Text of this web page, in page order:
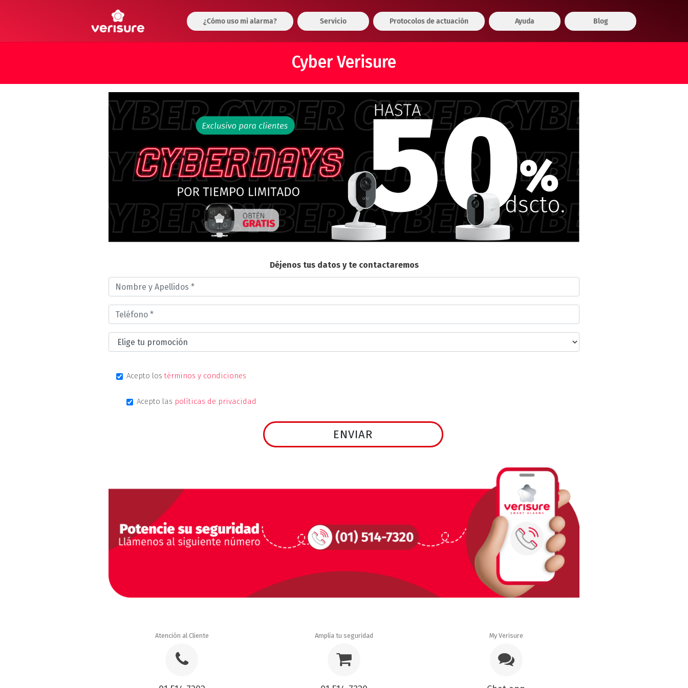
¿Cómo uso mi alarma? Servicio Protocolos de actuación Ayuda Blog
Cyber Verisure
Déjenos tus datos y te contactaremos
Acepto lostérminos y condiciones
Acepto las políticas de privacidad
Atención al Cliente Amplía tu seguridad My Verisure